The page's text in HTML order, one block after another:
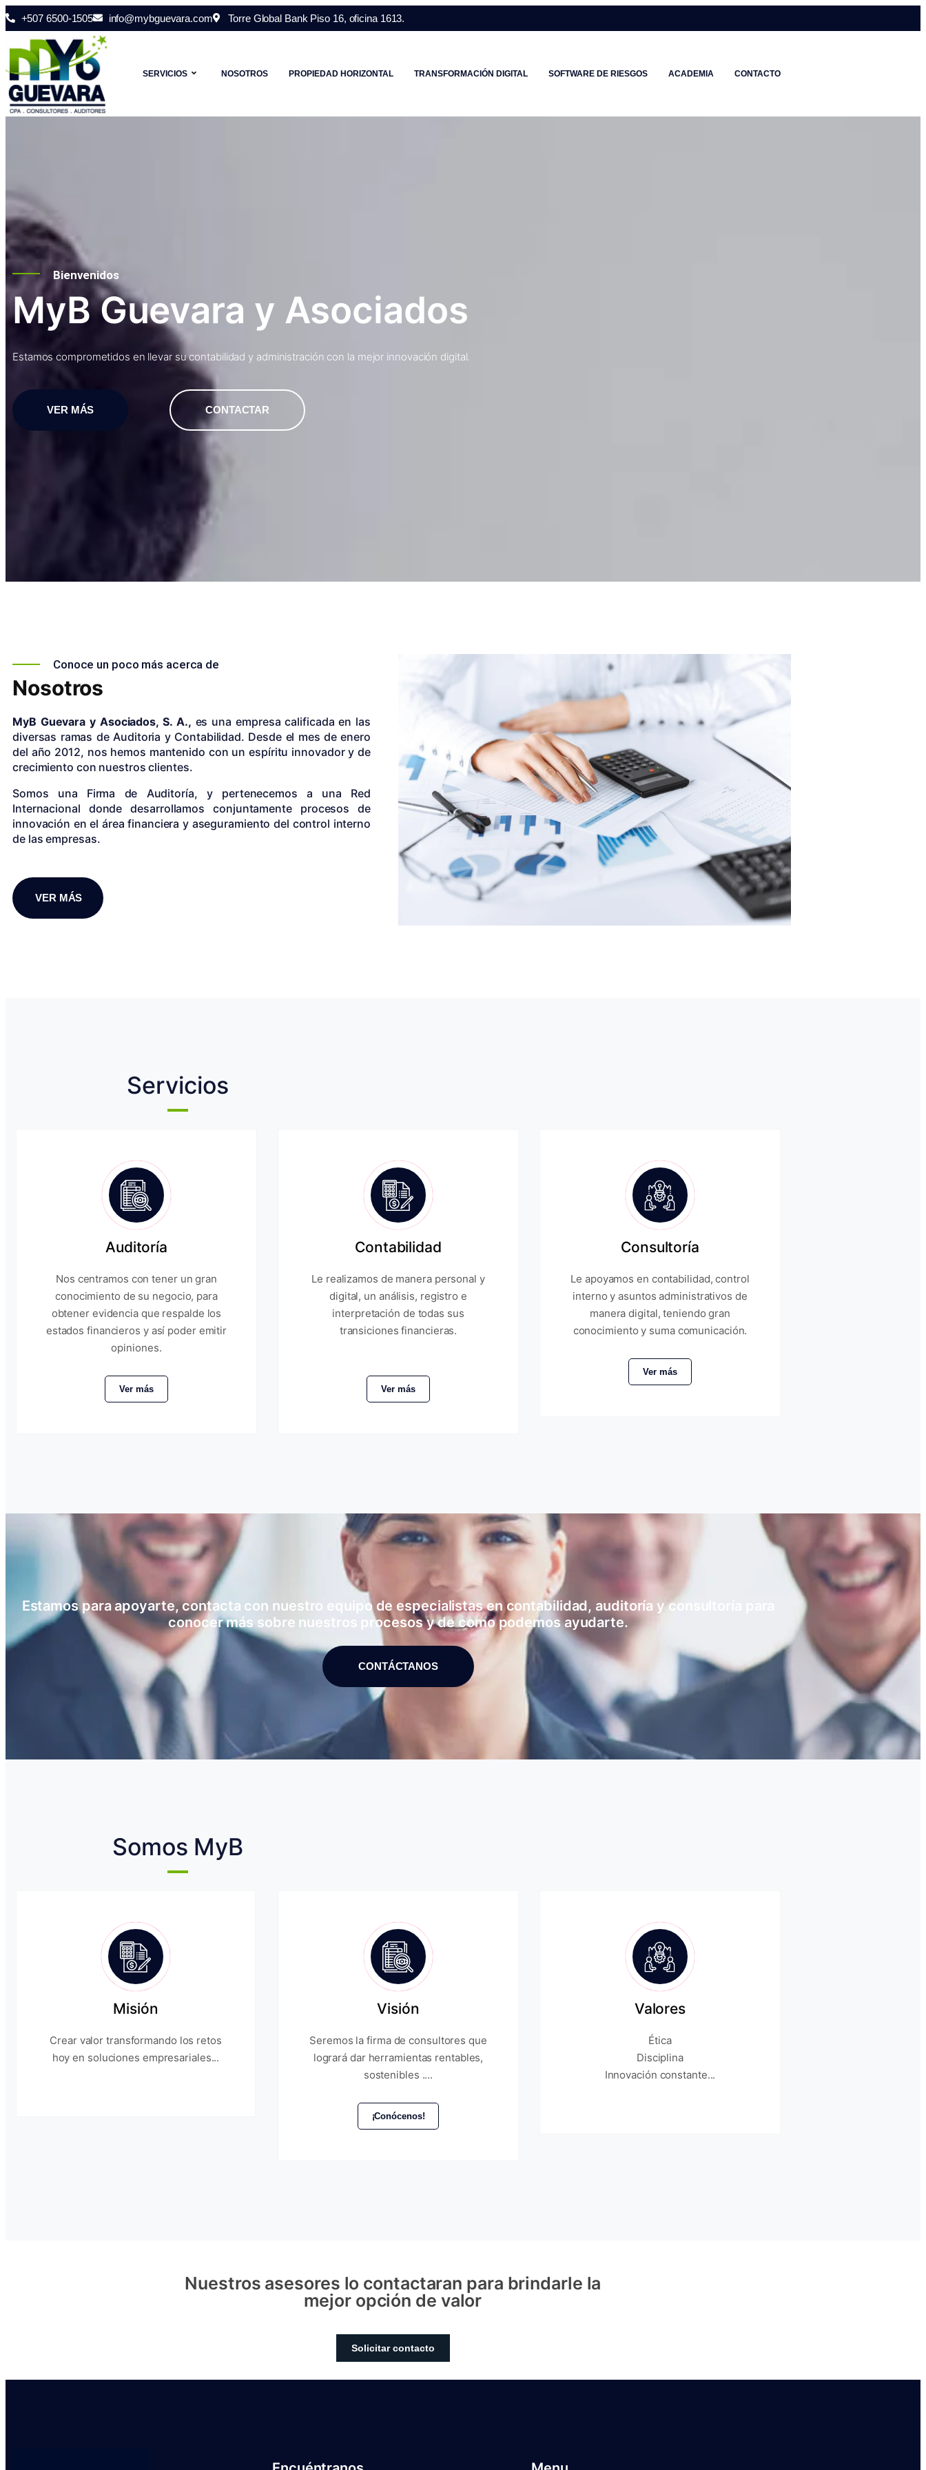
+507 6500-1505 info@mybguevara.com Torre Global Bank Piso 16, oficina 1613.
SERVICIOS NOSOTROS PROPIEDAD HORIZONTAL TRANSFORMACIÓN DIGITAL SOFTWARE DE RIESGOS ACADEMIA CONTACTO
Bienvenidos
MyB Guevara y Asociados
Estamos comprometidos en llevar su contabilidad y administración con la mejor innovación digital.
VER MÁS CONTACTAR
Conoce un poco más acerca de
Nosotros
MyB Guevara y Asociados, S. A., es una empresa calificada en las
diversas ramas de Auditoria y Contabilidad. Desde el mes de enero
del año 2012, nos hemos mantenido con un espíritu innovador y de
crecimiento con nuestros clientes.
Somos una Firma de Auditoría, y pertenecemos a una Red
Internacional donde desarrollamos conjuntamente procesos de
innovación en el área financiera y aseguramiento del control interno
de las empresas.
VER MÁS
Servicios
Auditoría
Nos centramos con tener un gran
conocimiento de su negocio, para
obtener evidencia que respalde los
estados financieros y así poder emitir
opiniones.
Ver más
Contabilidad
Le realizamos de manera personal y
digital, un análisis, registro e
interpretación de todas sus
transiciones financieras.
Ver más
Consultoría
Le apoyamos en contabilidad, control
interno y asuntos administrativos de
manera digital, teniendo gran
conocimiento y suma comunicación.
Ver más
Estamos para apoyarte, contacta con nuestro equipo de especialistas en contabilidad, auditoría y consultoría para
conocer más sobre nuestros procesos y de como podemos ayudarte.
CONTÁCTANOS
Somos MyB
Misión
Crear valor transformando los retos
hoy en soluciones empresariales...
Visión
Seremos la firma de consultores que
logrará dar herramientas rentables,
sostenibles ....
¡Conócenos!
Valores
Ética
Disciplina
Innovación constante...
Nuestros asesores lo contactaran para brindarle la
mejor opción de valor
Solicitar contacto